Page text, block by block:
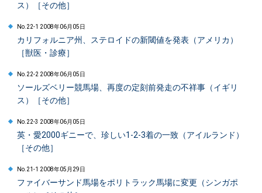
ス）［その他］
No.22-1 2008年06月05日
カリフォルニア州、ステロイドの新閾値を発表（アメリカ）
［獣医・診療］
No.22-2 2008年06月05日
ソールズベリー競馬場、再度の定刻前発走の不祥事（イギリ
ス）［その他］
No.22-3 2008年06月05日
英・愛2000ギニーで、珍しい1-2-3着の一致（アイルランド）
［その他］
No.21-1 2008年05月29日
ファイバーサンド馬場をポリトラック馬場に変更（シンガポ